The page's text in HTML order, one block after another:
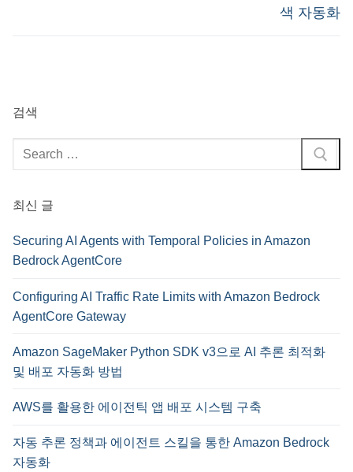
색 자동화
검색
검
색
최신 글
Securing AI Agents with Temporal Policies in Amazon
Bedrock AgentCore
Configuring AI Traffic Rate Limits with Amazon Bedrock
AgentCore Gateway
Amazon SageMaker Python SDK v3으로 AI 추론 최적화
및 배포 자동화 방법
AWS를 활용한 에이전틱 앱 배포 시스템 구축
자동 추론 정책과 에이전트 스킬을 통한 Amazon Bedrock
자동화